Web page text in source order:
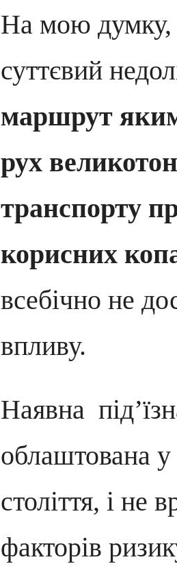
На мою думку,
суттєвий
маршрут яким
рух
транспорту
корисних
всебічно не
впливу.
Наявна
облаштована
століття, і не
факторів